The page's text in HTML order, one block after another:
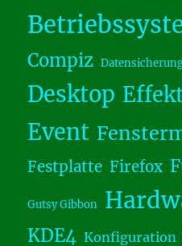
Compiz
Desktop
Event
Festplatte Firefox
Gutsy Gibbon
KDE4 Konfiguration